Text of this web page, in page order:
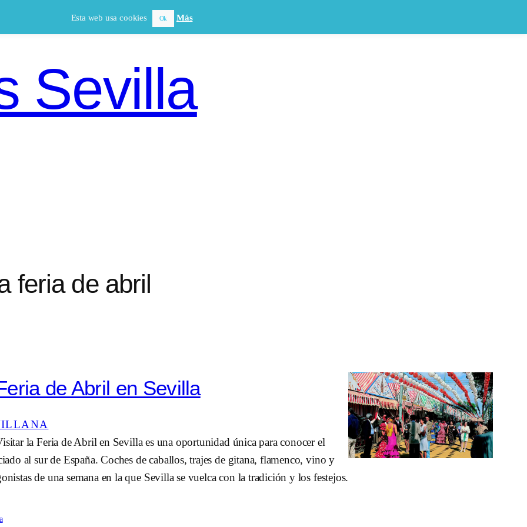
Sevilla
feria de abril
de Abril en Sevilla
la Feria de Abril en Sevilla es una oportunidad única para conocer el
al sur de España. Coches de caballos, trajes de gitana, flamenco, vino y
de una semana en la que Sevilla se vuelca con la tradición y los festejos.
Esta web usa cookies Ok Más